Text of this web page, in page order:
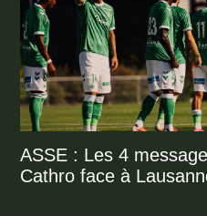
ASSE : Les 4
Cathro face à